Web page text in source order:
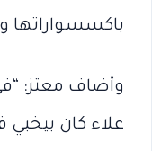
باكسسواراتها
وأضاف معتز:
علاء كان